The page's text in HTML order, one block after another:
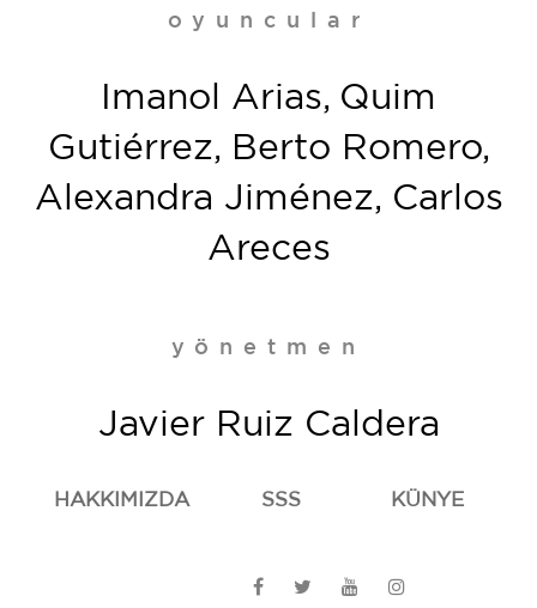
oyuncular
Imanol Arias, Quim
Gutiérrez, Berto Romero,
Alexandra Jiménez, Carlos
Areces
yönetmen
Javier Ruiz Caldera
HAKKIMIZDA SSS KÜNYE